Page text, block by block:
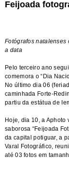
Feijoada
Fotógrafos
a data
Pelo terceiro ano
comemora o “Dia
No último dia 06
caminhada Forte-
partiu da estátua de
Hoje, dia 10, a
saborosa “Feijoada
da capital potiguar, a
Varal Fotográfico,
até 03 fotos em